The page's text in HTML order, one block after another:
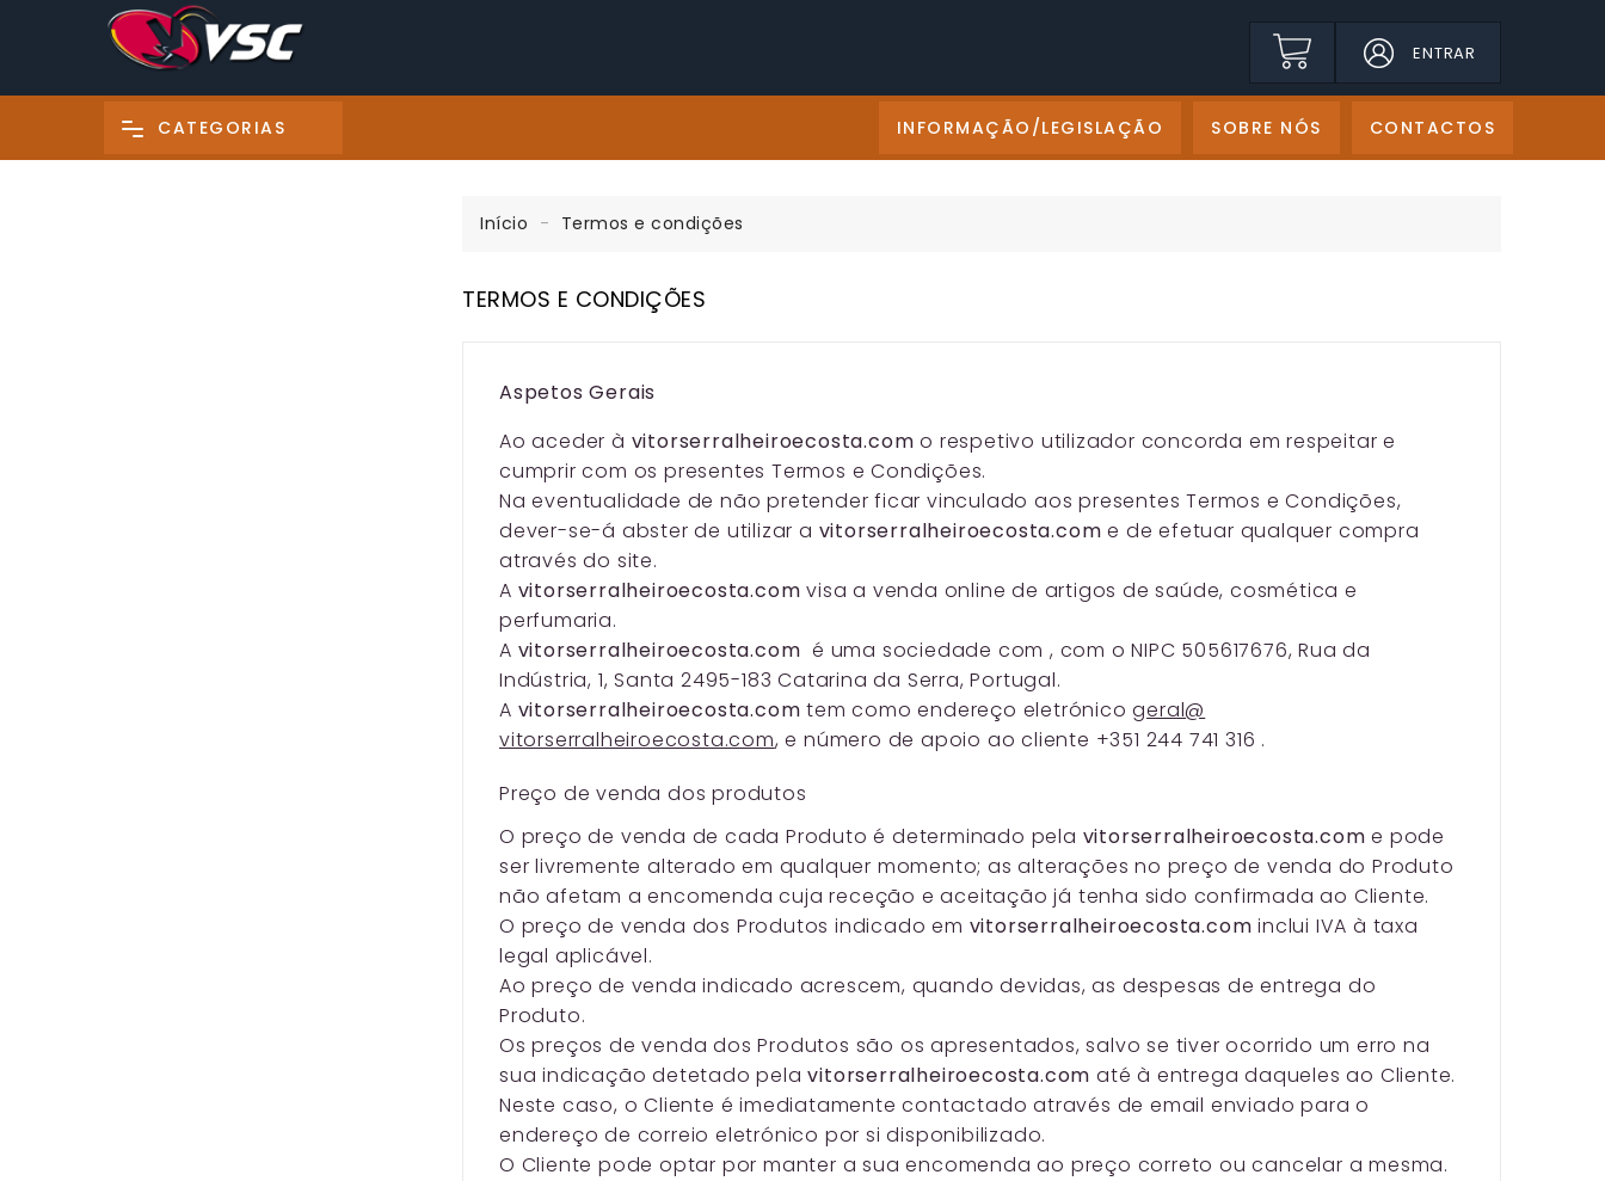
ENTRAR
CATEGORIAS CONTACTOS
SOBRE NÓS
INFORMAÇÃO/LEGISLAÇÃO
Início Termos e condições
TERMOS E CONDIÇÕES
Aspetos Gerais
Ao aceder à vitorserralheiroecosta.como respetivo utilizador concorda em respeitar e
cumprir com os presentes Termos e Condições.
Na eventualidade de não pretender ficar vinculado aos presentes Termos e Condições,
dever-se-á abster de utilizar a vitorserralheiroecosta.come de efetuar qualquer compra
através do site.
A vitorserralheiroecosta.comvisa a venda online de artigos de saúde, cosmética e
perfumaria.
A vitorserralheiroecosta.com é uma sociedade com , com o NIPC 505617676, Rua da
Indústria, 1, Santa 2495-183 Catarina da Serra, Portugal.
A vitorserralheiroecosta.comtem como endereço eletrónicogeral@
vitorserralheiroecosta.com, e número de apoio ao cliente +351 244 741 316 .
Preço de venda dos produtos
O preço de venda de cada Produto é determinado pela vitorserralheiroecosta.come pode
ser livremente alterado em qualquer momento; as alterações no preço de venda do Produto
não afetam a encomenda cuja receção e aceitação já tenha sido confirmada ao Cliente.
O preço de venda dos Produtos indicado em vitorserralheiroecosta.cominclui IVA à taxa
legal aplicável.
Ao preço de venda indicado acrescem, quando devidas, as despesas de entrega do
Produto.
Os preços de venda dos Produtos são os apresentados, salvo se tiver ocorrido um erro na
sua indicação detetado pelavitorserralheiroecosta.comaté à entrega daqueles ao Cliente.
Neste caso, o Cliente é imediatamente contactado através de email enviado para o
endereço de correio eletrónico por si disponibilizado.
O Cliente pode optar por manter a sua encomenda ao preço correto ou cancelar a mesma.